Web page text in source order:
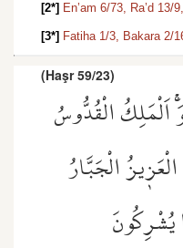
[2*] En’am 6/73, Ra’d 13/9,
[3*] Fatiha 1/3, Bakara 2/
(Haşr 59/23)
اَلْمَلِكُ الْقُدُّوسُ
الْجَبَّارُ
يُشْرِكُونَ